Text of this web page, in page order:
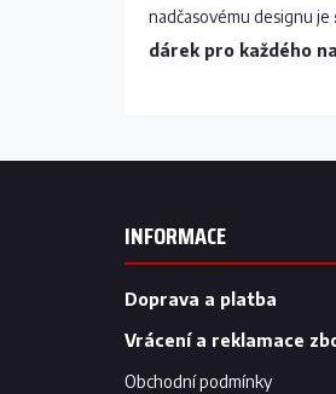
nadčasovému designu je
dárek pro každého
Z
INFORMACE
Doprava a platba
Vrácení a reklamace
Obchodní podmínky